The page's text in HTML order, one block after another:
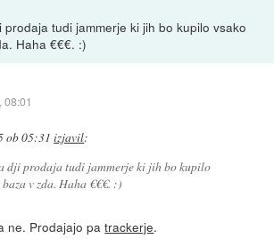
prodaja tudi jammerje ki jih bo kupilo vsako
Haha €€€. :)
08:01
ob 05:31 izjavil:
dji prodaja tudi jammerje ki jih bo kupilo
v zda. Haha €€€. :)
ne. Prodajajo patrackerje.